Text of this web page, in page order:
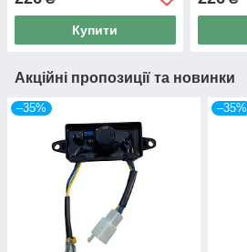
Купити
Акційні пропозиції та новинки
–35% –35%